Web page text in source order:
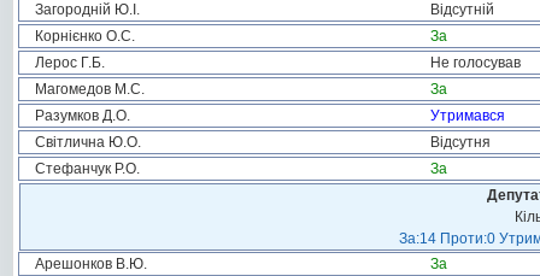
Загородній Ю.І.
Відсутній
Корнієнко О.С.
За
Лерос Г.Б.
Не голосував
Магомедов М.С.
За
Разумков Д.О.
Утримався
Світлична Ю.О.
Відсутня
Стефанчук Р.О.
За
За:14 Проти:0
Арешонков В.Ю.
За